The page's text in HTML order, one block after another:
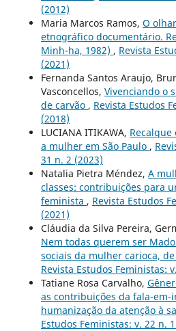
(2012)
Maria Marcos Ramos, O
etnográfico documentário.
Minh-ha, 1982) , Revista
(2021)
Fernanda Santos Araujo,
Vasconcellos, Vivenciando o
de carvão , Revista Estudos
(2018)
LUCIANA ITIKAWA,
a mulher em São Paulo ,
31 n. 2 (2023)
Natalia Pietra Méndez, A
classes: contribuições para
feminista , Revista Estudos
(2021)
Cláudia da Silva Pereira,
Nem todas querem ser
sociais da mulher carioca,
Revista Estudos Feministas:
Tatiane Rosa Carvalho,
as contribuições da fala-em-
humanização da atenção à
Estudos Feministas: v. 22 n.